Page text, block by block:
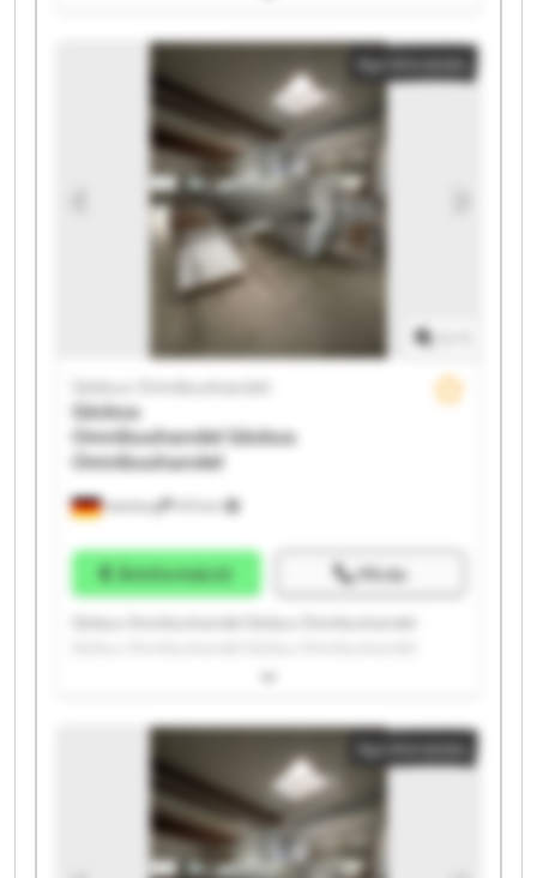
Globus Omnibushandel Globus Omnibushandel
Globus Omnibushandel Globus Omnibushandel
Globus Omnibushandel Globus Omnibushandel
Globus Omnibushandel Globus Omnibushandel
Globus Omnibushandel Globus Omnibushandel
Globus Omnibushandel Globus Omnibushandel
Apróhirdetés
Hamburg
Globus Omnibushandel
Globus
OmnibushandelGlobus
Omnibushandel
Árinformáció Hívás
Globus Omnibushandel Globus Omnibushandel
Globus Omnibushandel Globus Omnibushandel
Globus Omnibushandel Globus Omnibushandel
Globus Omnibushandel Globus Omnibushandel
Globus Omnibushandel Globus Omnibushandel
Globus Omnibushandel Globus Omnibushandel
Globus Omnibushandel Globus Omnibushandel
Apróhirdetés